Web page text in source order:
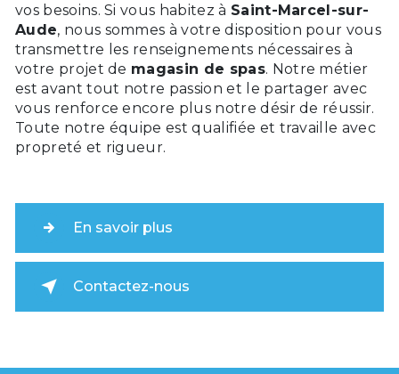
vos besoins. Si vous habitez à Saint-Marcel-sur-
Aude, nous sommes à votre disposition pour vous
transmettre les renseignements nécessaires à
votre projet de magasin de spas. Notre métier
est avant tout notre passion et le partager avec
vous renforce encore plus notre désir de réussir.
Toute notre équipe est qualifiée et travaille avec
propreté et rigueur.
En savoir plus
Contactez-nous